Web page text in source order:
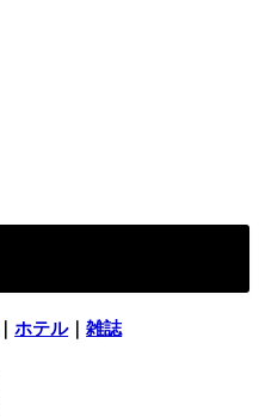
｜ホテル｜雑誌